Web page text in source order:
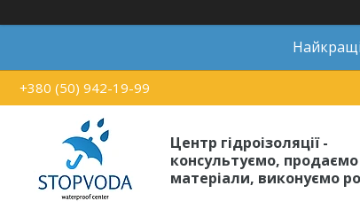
+380 (50) 942-19-99
Центр гідроізоляції -
консультуємо, продаємо
матеріали, виконуємо